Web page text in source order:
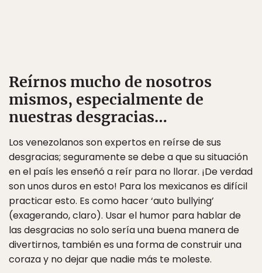
Reírnos mucho de nosotros
mismos, especialmente de
nuestras desgracias…
Los venezolanos son expertos en reírse de sus
desgracias; seguramente se debe a que su situación
en el país les enseñó a reír para no llorar. ¡De verdad
son unos duros en esto! Para los mexicanos es difícil
practicar esto. Es como hacer ‘auto bullying’
(exagerando, claro). Usar el humor para hablar de
las desgracias no solo sería una buena manera de
divertirnos, también es una forma de construir una
coraza y no dejar que nadie más te moleste.